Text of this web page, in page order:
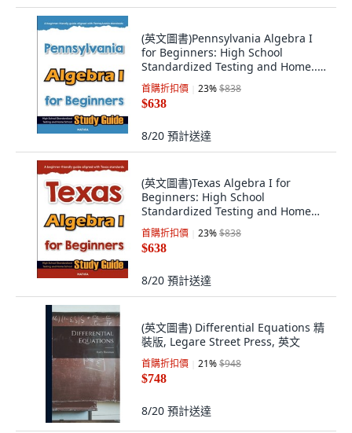
(英文圖書)Pennsylvania Algebra I
for Beginners: High School
Standardized Testing and Home...
平裝版, Mathfa, 英文
首購折扣價 23%$838
$638
8/20 預計送達
(英文圖書)Texas Algebra I for
Beginners: High School
Standardized Testing and Home
School... 平裝版, Mathfa, 英文
首購折扣價 23%$838
$638
8/20 預計送達
(英文圖書) Differential Equations 精
裝版, Legare Street Press, 英文
首購折扣價 21%$948
$748
8/20 預計送達